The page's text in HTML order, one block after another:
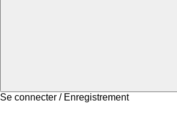
Se connecter / Enregistrement